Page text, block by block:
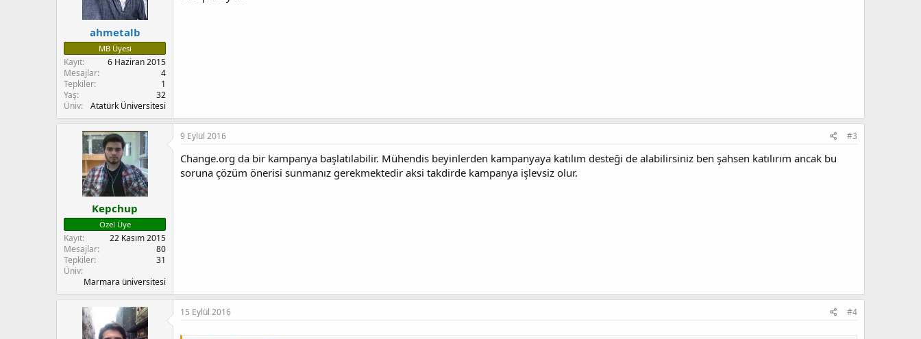
ahmetalb
MB Üyesi
Kayıt
6 Haziran 2015
Mesajlar
4
Tepkiler
1
Yaş
32
Üniv
Atatürk Üniversitesi
Kepchup
Özel Üye
Kayıt
22 Kasım 2015
Mesajlar
80
Tepkiler
31
Üniv
Marmara üniversitesi
9 Eylül 2016 #3
Change.org da bir kampanya başlatılabilir. Mühendis beyinlerden kampanyaya katılım desteği de alabilirsiniz ben şahsen katılırım ancak bu
soruna çözüm önerisi sunmanız gerekmektedir aksi takdirde kampanya işlevsiz olur.
15 Eylül 2016 #4